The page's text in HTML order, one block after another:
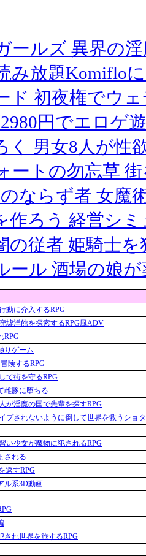
ールズ 異界の
み放題Komiflo
ド 初夜権でウ
円でエロゲ
く 男女8人が性
ートの勿忘草
ならず者 女魔
作ろう 経営シ
の従者 姫騎士を
ール 酒場の娘
動に介入するRPG
墟洋館を探索するRPG風ADV
RPG
りゲーム
険するRPG
て街を守るRPG
雌豚に堕ちる
が淫魔の国で先輩を探すRPG
プされないように倒して世界を救うショ
い少女が魔物に犯されるRPG
される
返すRPG
ル系3D動画
され世界を旅するRPG